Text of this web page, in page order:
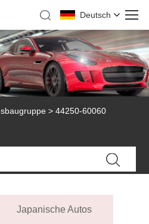
Deutsch
> 44250-60060
Japanische Autos